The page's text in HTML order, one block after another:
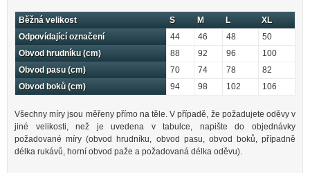
Běžná velikost S M L
XL
Odpovídající označení
44 46 48
50
Obvod hrudníku (cm)
88 92 96
100
Obvod pasu (cm)
70 74 78
82
Obvod boků (cm)
94 98 102 106
Všechny míry jsou měřeny přímo na těle. V případě, že požadujete oděvy v
jiné velikosti, než je uvedena v tabulce, napište do objednávky
požadované míry (obvod hrudníku, obvod pasu, obvod boků, případně
délka rukávů, horní obvod paže a požadovaná délka oděvu).